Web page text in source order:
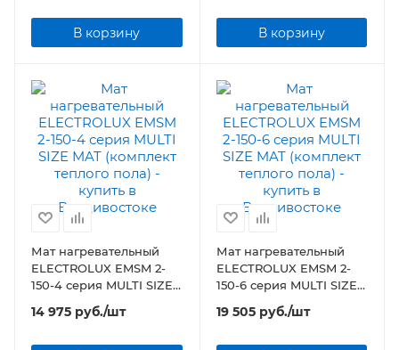
В корзину В корзину
Мат нагревательный
ELECTROLUX EMSM 2-
150-4 серия MULTI SIZE
MAT (комплект теплого
пола)
14 975 руб./шт
Мат нагревательный
ELECTROLUX EMSM 2-
150-6 серия MULTI SIZE
MAT (комплект теплого
пола)
19 505руб./шт